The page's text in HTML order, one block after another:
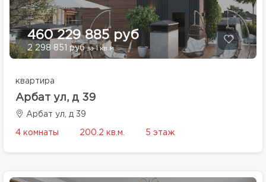
460 229 885 руб
2 298 851 рубза 1 кв.м.
квартира
Арбат ул, д 39
Арбат ул, д 39
4 комнаты 200.2 кв.м. 5 этаж